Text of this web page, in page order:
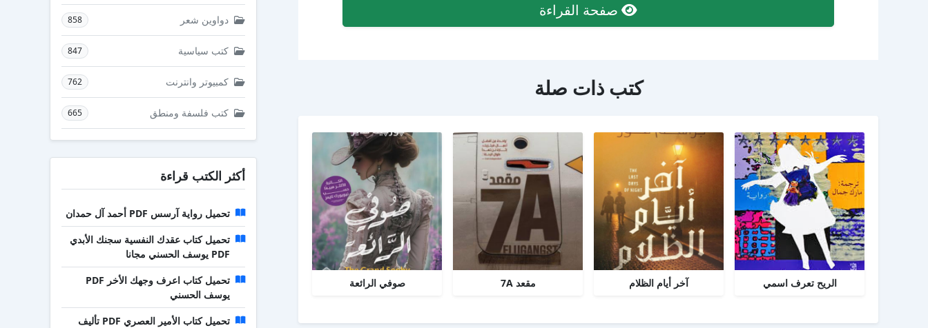
صفحة القراءة
كتب ذات صلة
الريح تعرف اسمي آخر أيام الظلام مقعد 7A صوفي الرائعة
دواوين شعر 858
كتب سياسية 847
كمبيوتر وانترنت 762
كتب فلسفة ومنطق 665
أكثر الكتب قراءة
تحميل رواية آرسس PDF أحمد آل حمدان
تحميل كتاب عقدك النفسية سجنك الأبدي
PDF يوسف الحسني مجانا
تحميل كتاب اعرف وجهك الأخر PDF
يوسف الحسني
تحميل كتاب الأمير العصري PDF تأليف